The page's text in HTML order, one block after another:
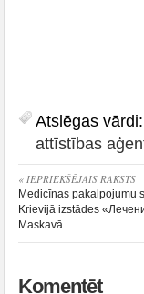
Atslēgas vārdi:
attīstības
« IEPRIEKŠĒJAIS RAKSTS
Medicīnas pakalpojumu
Krievijā izstādes
Maskavā
Komentēt